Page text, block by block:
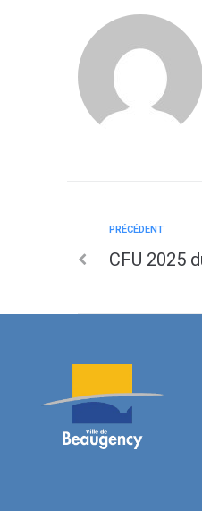
PRÉCÉDENT
CFU 2025